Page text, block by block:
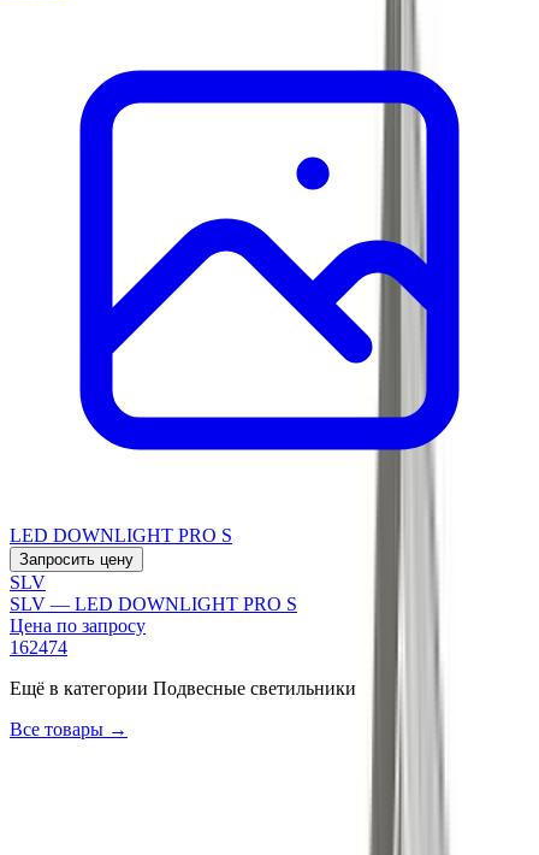
LED DOWNLIGHT PRO S
Запросить цену
SLV
SLV — LED DOWNLIGHT PRO S
Цена по запросу
162474
Ещё в категории Подвесные светильники
Все товары →